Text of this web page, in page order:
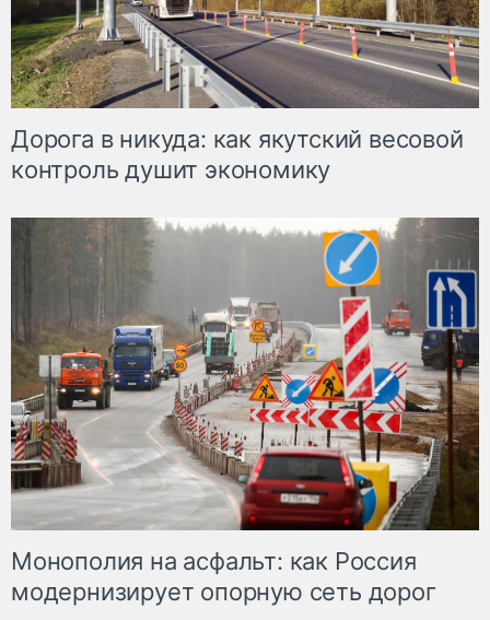
Дорога в никуда: как якутский весовой
контроль душит экономику
Монополия на асфальт: как Россия
модернизирует опорную сеть дорог